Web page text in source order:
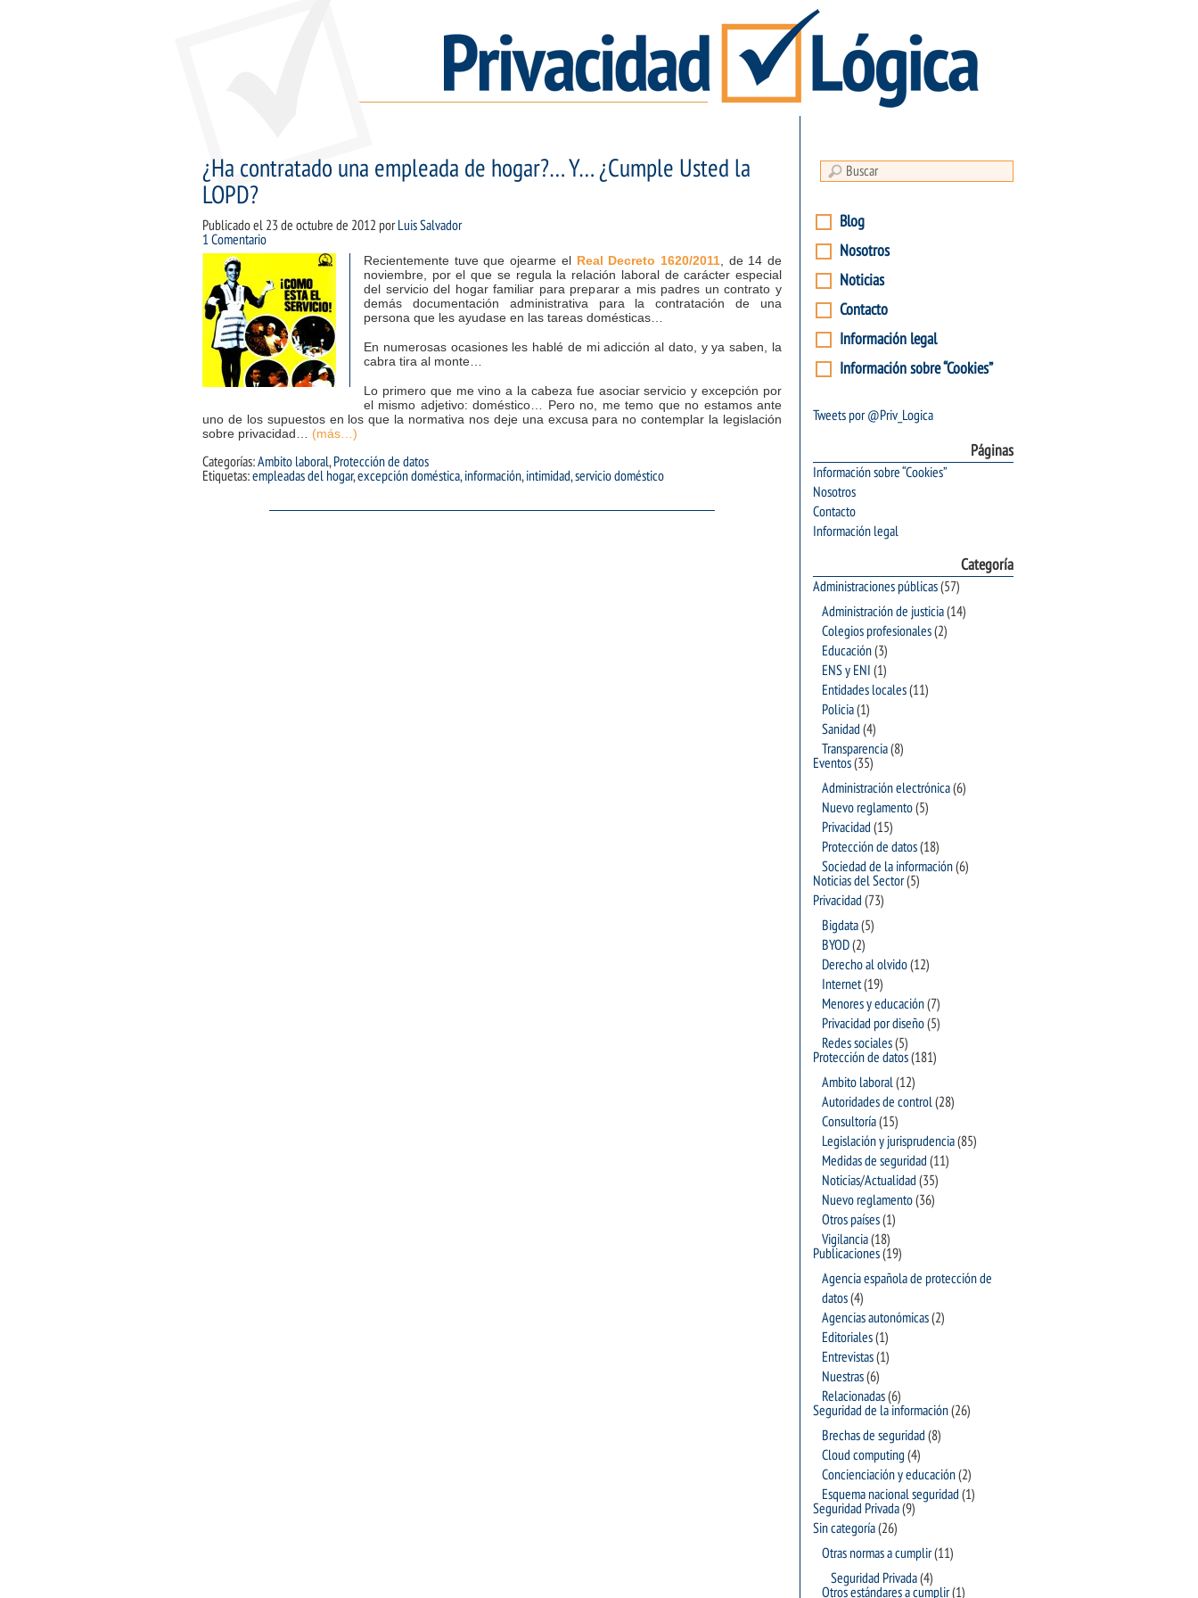
¿Ha contratado una empleada de hogar?… Y… ¿Cumple Usted la
LOPD?
Publicado el 23 de octubre de 2012 porLuis Salvador
1 Comentario
Recientemente tuve que ojearme el Real Decreto 1620/2011, de 14 de
noviembre, por el que se regula la relación laboral de carácter especial
del servicio del hogar familiar para preparar a mis padres un contrato y
demás documentación administrativa para la contratación de una
persona que les ayudase en las tareas domésticas…
En numerosas ocasiones les hablé de mi adicción al dato, y ya saben, la
cabra tira al monte…
Lo primero que me vino a la cabeza fue asociar servicio y excepción por
el mismo adjetivo: doméstico… Pero no, me temo que no estamos ante
uno de los supuestos en los que la normativa nos deje una excusa para no contemplar la legislación
sobre privacidad… (más…)
Categorías:Ambito laboral, Protección de datos
Etiquetas:empleadas del hogar,excepción doméstica,información,intimidad,servicio doméstico
Blog
Nosotros
Noticias
Contacto
Información legal
Información sobre “Cookies”
Tweets por @Priv_Logica
Páginas
Información sobre “Cookies”
Nosotros
Contacto
Información legal
Categoría
Administraciones públicas(57)
Administración de justicia(14)
Colegios profesionales(2)
Educación(3)
ENS y ENI (1)
Entidades locales(11)
Policia(1)
Sanidad (4)
Transparencia(8)
Eventos(35)
Administración electrónica(6)
Nuevo reglamento(5)
Privacidad (15)
Protección de datos(18)
Sociedad de la información(6)
Noticias del Sector(5)
Privacidad (73)
Bigdata(5)
BYOD(2)
Derecho al olvido(12)
Internet(19)
Menores y educación(7)
Privacidad por diseño(5)
Redes sociales(5)
Protección de datos(181)
Ambito laboral(12)
Autoridades de control(28)
Consultoría(15)
Legislación y jurisprudencia(85)
Medidas de seguridad (11)
Noticias/Actualidad (35)
Nuevo reglamento(36)
Otros países(1)
Vigilancia(18)
Publicaciones(19)
Agencia española de protección de
datos(4)
Agencias autonómicas(2)
Editoriales(1)
Entrevistas(1)
Nuestras(6)
Relacionadas(6)
Seguridad de la información(26)
Brechas de seguridad (8)
Cloud computing (4)
Concienciación y educación(2)
Esquema nacional seguridad (1)
Seguridad Privada(9)
Sin categoría(26)
Otras normas a cumplir(11)
Seguridad Privada(4)
Otros estándares a cumplir(1)